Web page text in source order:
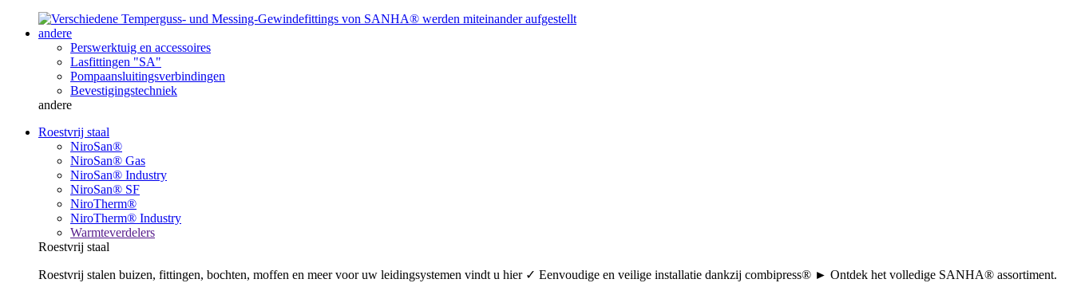
andere
Perswerktuig en accessoires
Lasfittingen "SA"
Pompaansluitingsverbindingen
Bevestigingstechniek
andere
Roestvrij staal
NiroSan®
NiroSan® Gas
NiroSan® Industry
NiroSan® SF
NiroTherm®
NiroTherm® Industry
Warmteverdelers
Roestvrij staal
Roestvrij stalen buizen, fittingen, bochten, moffen en meer voor uw leidingsystemen vindt u hier ✓ Eenvoudige en veilige installatie dankzij combipress® ► Ontdek het volledige SANHA® assortiment.